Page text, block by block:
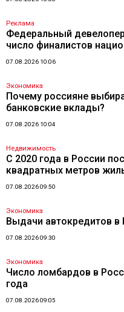
Реклама
Федеральный
число финалистов
07.08.2026 10:06
Экономика
Почему россияне
банковские вклады?
07.08.2026 10:04
Недвижимость
С 2020 года в России
квадратных метров
07.08.2026 09:50
Экономика
Выдачи автокредитов в
07.08.2026 09:30
Экономика
Число ломбардов в
года
07.08.2026 09:05